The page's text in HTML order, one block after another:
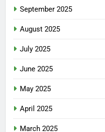
September 2025
August 2025
July 2025
June 2025
May 2025
April 2025
March 2025